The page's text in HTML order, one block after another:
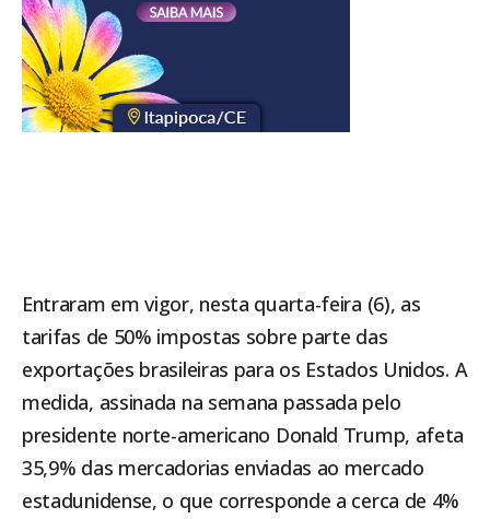
Entraram em vigor, nesta quarta-feira (6), as
tarifas de 50% impostas sobre parte das
exportações brasileiras para os Estados Unidos. A
medida, assinada na semana passada pelo
presidente norte-americano Donald Trump, afeta
35,9% das mercadorias enviadas ao mercado
estadunidense, o que corresponde a cerca de 4%